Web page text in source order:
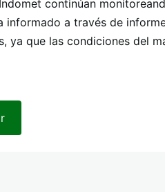
continúan
informado a través de
ya que las condiciones del